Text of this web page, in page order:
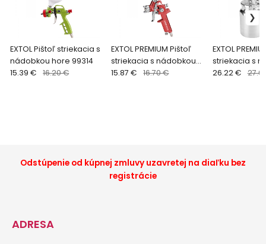
EXTOL Pištoľ striekacia s
nádobkou hore 99314
15.39 € 16.20 €
EXTOL PREMIUM Pištoľ
striekacia s nádobkou
hore a funkciou HVLP
15.87 € 16.70 €
EXTOL
striekacia s
dola HVLP
26.22 €
Odstúpenie od kúpnej zmluvy uzavretej na diaľku bez
registrácie
ADRESA